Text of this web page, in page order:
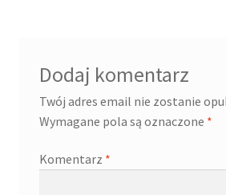
Dodaj komentarz
Twój adres email nie zostanie
Wymagane pola są oznaczone *
Komentarz *